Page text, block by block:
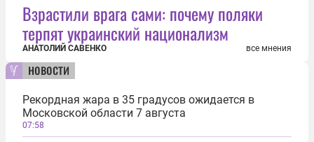
Взрастили врага сами: почему поляки
терпят украинский национализм
АНАТОЛИЙ САВЕНКО все мнения
новости
Рекордная жара в 35 градусов ожидается в
Московской области 7 августа
07:58